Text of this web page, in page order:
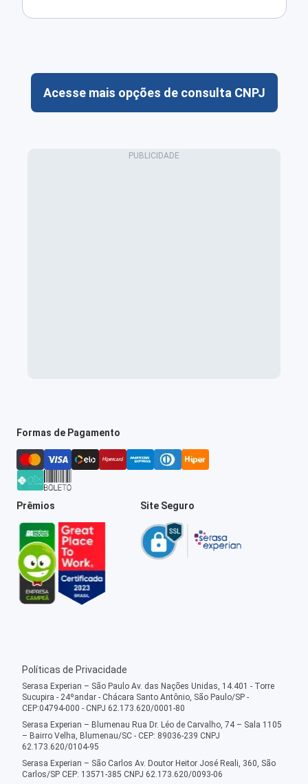
Acesse mais opções de consulta CNPJ
Formas de Pagamento
Prêmios Site Seguro
Políticas de Privacidade
Serasa Experian – São Paulo Av. das Nações Unidas, 14.401 - Torre
Sucupira - 24ºandar - Chácara Santo Antônio, São Paulo/SP -
CEP:04794-000 - CNPJ 62.173.620/0001-80
Serasa Experian – Blumenau Rua Dr. Léo de Carvalho, 74 – Sala 1105
– Bairro Velha, Blumenau/SC - CEP: 89036-239 CNPJ
62.173.620/0104-95
Serasa Experian – São Carlos Av. Doutor Heitor José Reali, 360, São
Carlos/SP CEP: 13571-385 CNPJ 62.173.620/0093-06